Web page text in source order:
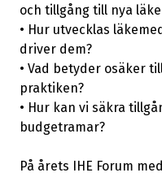
och tillgång till nya
• Hur utvecklas
driver dem?
• Vad betyder osäker
praktiken?
• Hur kan vi säkra
budgetramar?
På årets IHE Forum